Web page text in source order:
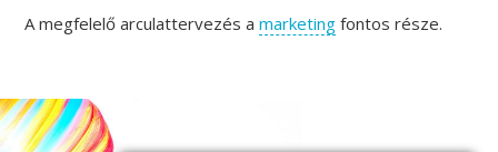
A megfelelő arculattervezés amarketing fontos része.